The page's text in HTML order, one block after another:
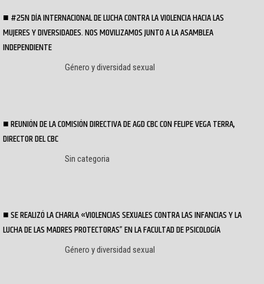
#25N DÍA INTERNACIONAL DE LUCHA CONTRA LA VIOLENCIA HACIA LAS
MUJERES Y DIVERSIDADES. NOS MOVILIZAMOS JUNTO A LA ASAMBLEA
INDEPENDIENTE
Género y diversidad sexual
REUNIÓN DE LA COMISIÓN DIRECTIVA DE AGD CBC CON FELIPE VEGA TERRA,
DIRECTOR DEL CBC
Sin categoria
SE REALIZÓ LA CHARLA «VIOLENCIAS SEXUALES CONTRA LAS INFANCIAS Y LA
LUCHA DE LAS MADRES PROTECTORAS” EN LA FACULTAD DE PSICOLOGÍA
Género y diversidad sexual